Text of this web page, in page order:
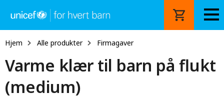
hovedinnhold
Hjem Alle produkter Firmagaver
Varme klær til barn på flukt
(medium)